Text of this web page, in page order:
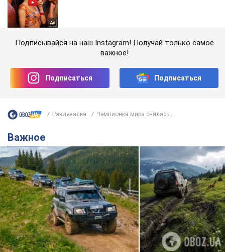
Подписывайся на наш Instagram! Получай только самое
важное!
Подписаться Подписаться
Раздевалка Чемпионка мира снялась...
Важное